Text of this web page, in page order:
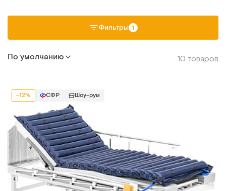
Фильтры 1
По умолчанию 10 товаров
-12% СФР Шоу-рум